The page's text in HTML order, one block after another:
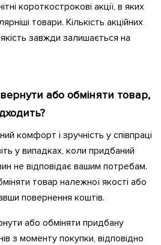
короткострокові акції, в яких
товари. Кількість акційних
завжди залишається на
або обміняти товар,
комфорт і зручність у співпраці
у випадках, коли придбаний
не відповідає вашим потребам.
товар належної якості або
повернення коштів.
або обміняти придбану
з моменту покупки, відповідно